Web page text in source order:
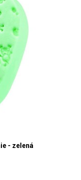
- zelená